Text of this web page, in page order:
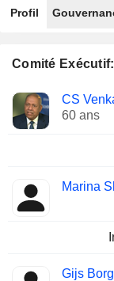
Profil
Comité
Dirigeant
CS
60 ans
Marina
Gijs